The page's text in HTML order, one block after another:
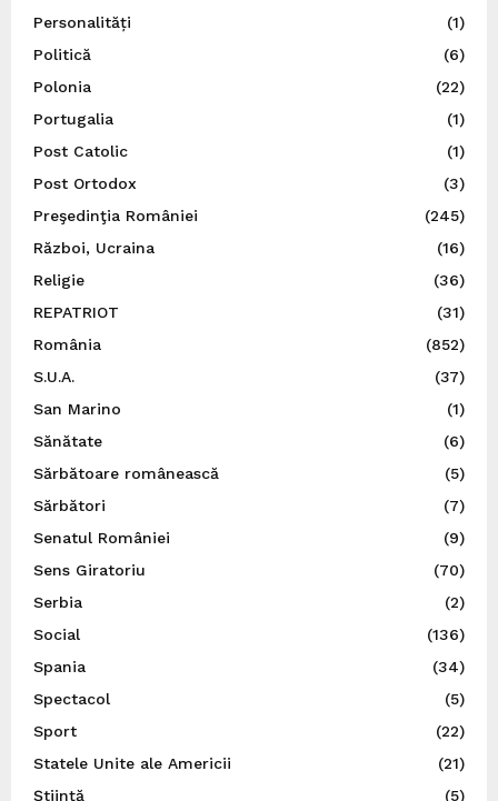
Personalități
(1)
Politică
(6)
Polonia
(22)
Portugalia
(1)
Post Catolic
(1)
Post Ortodox
(3)
Preşedinţia României
(245)
Război, Ucraina
(16)
Religie
(36)
REPATRIOT
(31)
România
(852)
S.U.A.
(37)
San Marino
(1)
Sănătate
(6)
Sărbătoare românească
(5)
Sărbători
(7)
Senatul României
(9)
Sens Giratoriu
(70)
Serbia
(2)
Social
(136)
Spania
(34)
Spectacol
(5)
Sport
(22)
Statele Unite ale Americii
(21)
Știință
(5)